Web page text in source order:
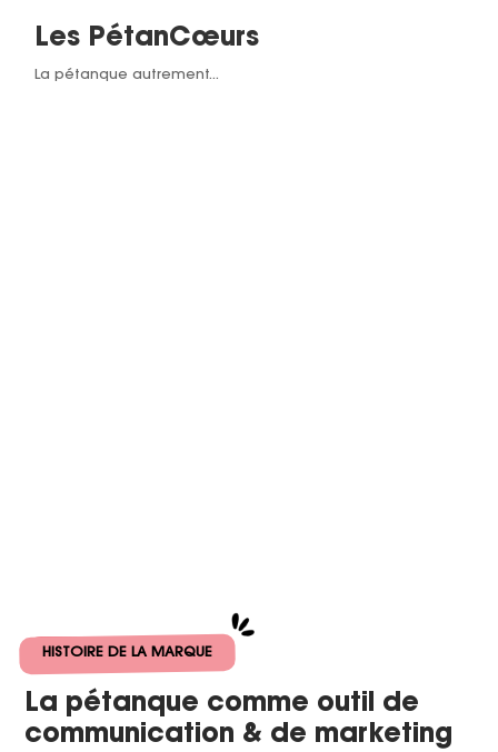
Les PétanCœurs
La pétanque autrement...
HISTOIRE DE LA MARQUE
La pétanque comme outil de
communication & de marketing